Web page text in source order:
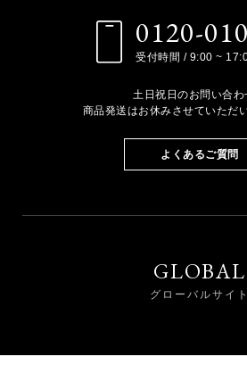
0120-
受付時間 / 9:00 ~
土日祝日のお問い合わ
商品発送はお休みさせていただ
よくあるご質問
GLOBAL
グローバルサイト